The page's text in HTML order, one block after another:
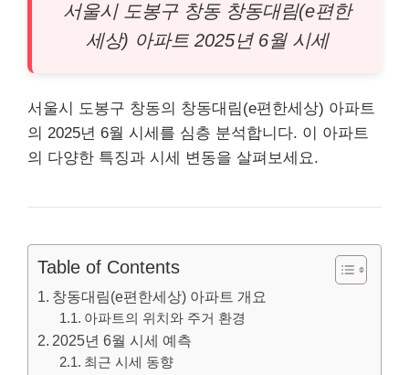
서울시 도봉구 창동 창동대림(e편한
세상) 아파트2025년 6월 시세
서울시 도봉구 창동의 창동대림(e편한세상) 아파트
의 2025년 6월 시세를 심층 분석합니다. 이 아파트
의 다양한 특징과 시세 변동을 살펴보세요.
Table of Contents
창동대림(e편한세상) 아파트 개요
아파트의 위치와 주거 환경
2025년 6월 시세 예측
최근 시세 동향